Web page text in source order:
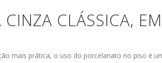
CLÁSSICA,
mais prática, o uso do porcelanato no piso é